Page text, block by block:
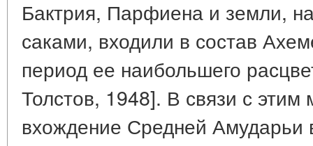
Бактрия, Парфиена и земли,
саками, входили в состав
период ее наибольшего
Толстов, 1948]. В связи с
вхождение Средней Амударьи